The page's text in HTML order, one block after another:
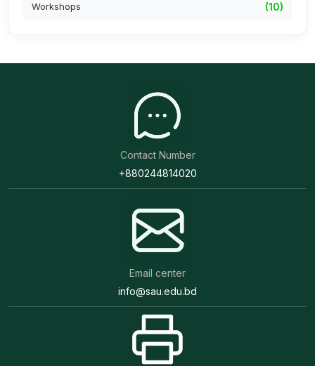
Workshops (10)
Contact Number
+880244814020
Email center
info@sau.edu.bd